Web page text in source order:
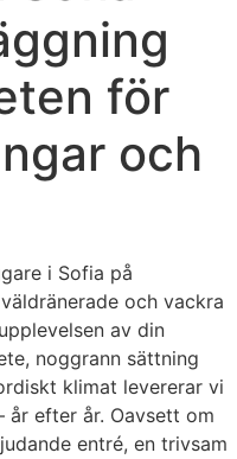
för
och
i Sofia på
och vackra
av din
noggrann sättning
klimat levererar vi
år efter år. Oavsett om
entré, en trivsam